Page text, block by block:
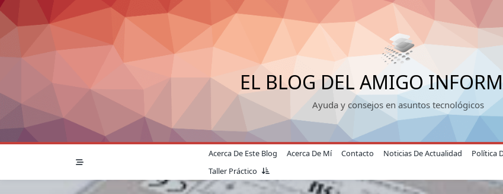
Saltar
al
contenido
EL BLOG DEL AMIGO
Ayuda y consejos en asuntos tecnológicos
Acerca De Este Blog Acerca De Mí Contacto Noticias De Actualidad
Política
Taller Práctico